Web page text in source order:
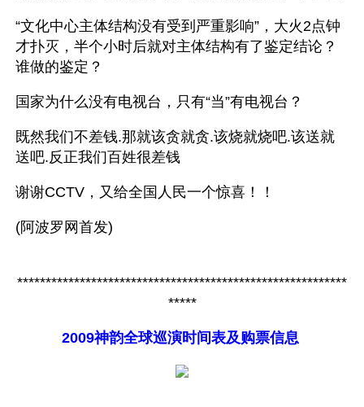
“文化中心主体结构没有受到严重影响”，大火2点钟
才扑灭，半个小时后就对主体结构有了鉴定结论？
谁做的鉴定？
国家为什么没有电视台，只有“当”有电视台？
既然我们不差钱.那就该贪就贪.该烧就烧吧.该送就
送吧.反正我们百姓很差钱
谢谢CCTV，又给全国人民一个惊喜！！
(阿波罗网首发)
**********************************************************
*****
2009神韵全球巡演时间表及购票信息